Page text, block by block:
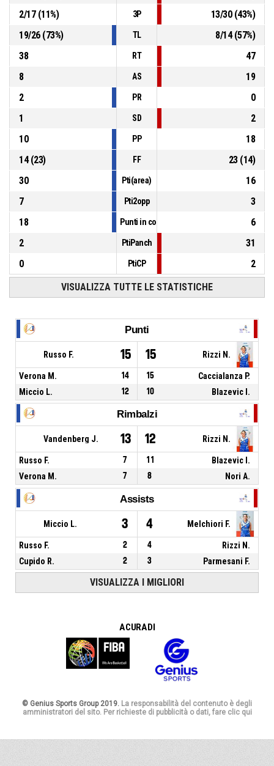
13, Verona M.
, 2 Punti - Tiro in sospensione realizzato
Andros Palermo
P4 00:24
61-72
2/17(11%) 3P 13/30(43%)
19/26(73%) TL 8/14(57%)
38
RT
47
8
AS
19
2
PR
0
1
SD
2
10
PP
18
14(23) FF 23(14)
30
Pti(area)
16
7
Pti2opp
3
18
Punti in contropiede
6
2
PtiPanch
31
0
PtiCP 2
VISUALIZZA TUTTE LE STATISTICHE
Punti
Russo F. 15 15 Rizzi N.
Verona M. 14 15
Caccialanza P.
Miccio L.
12 10 Blazevic I.
Rimbalzi
Vandenberg J. 13 12 Rizzi N.
Russo F. 7 11
Blazevic I.
Verona M.
7 8 Nori A.
Assists
Miccio L. 3 4 Melchiori F.
Russo F. 2 4
Rizzi N.
Cupido R.
2 3 Parmesani F.
VISUALIZZA I MIGLIORI
A CURA DI
© Genius Sports Group 2019. La responsabilità del contenuto è degli
amministratori del sito. Per richieste di pubblicità o dati, fare clic qui